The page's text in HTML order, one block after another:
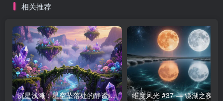
相关推荐
沉星浅滩：星空坠落处的静谧海域